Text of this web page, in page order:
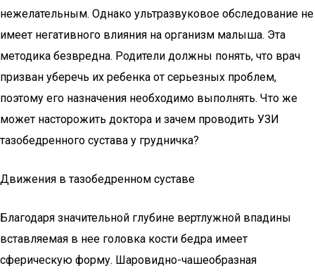
нежелательным. Однако ультразвуковое обследование не
имеет негативного влияния на организм малыша. Эта
методика безвредна. Родители должны понять, что врач
призван уберечь их ребенка от серьезных проблем,
поэтому его назначения необходимо выполнять. Что же
может насторожить доктора и зачем проводить УЗИ
тазобедренного сустава у грудничка?
Движения в тазобедренном суставе
Благодаря значительной глубине вертлужной впадины
вставляемая в нее головка кости бедра имеет
сферическую форму. Шаровидно-чашеобразная